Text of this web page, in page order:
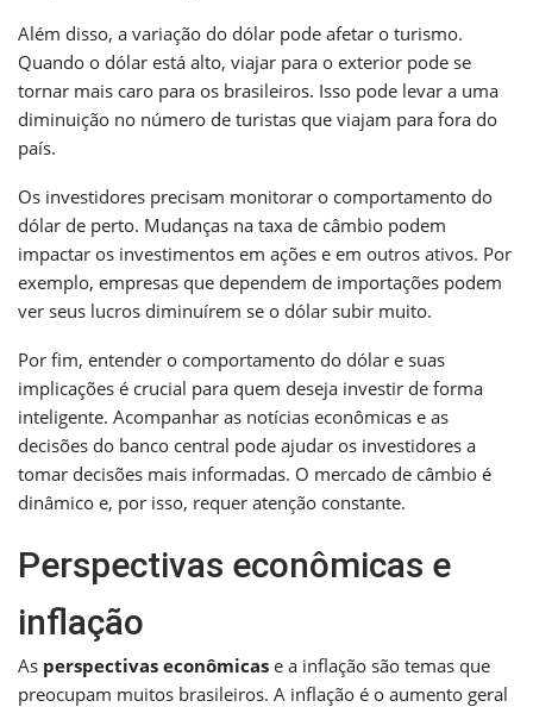
Além disso, a variação do dólar pode afetar o turismo.
Quando o dólar está alto, viajar para o exterior pode se
tornar mais caro para os brasileiros. Isso pode levar a uma
diminuição no número de turistas que viajam para fora do
país.
Os investidores precisam monitorar o comportamento do
dólar de perto. Mudanças na taxa de câmbio podem
impactar os investimentos em ações e em outros ativos. Por
exemplo, empresas que dependem de importações podem
ver seus lucros diminuírem se o dólar subir muito.
Por fim, entender o comportamento do dólar e suas
implicações é crucial para quem deseja investir de forma
inteligente. Acompanhar as notícias econômicas e as
decisões do banco central pode ajudar os investidores a
tomar decisões mais informadas. O mercado de câmbio é
dinâmico e, por isso, requer atenção constante.
Perspectivas econômicas e
inflação
As perspectivas econômicas e a inflação são temas que
preocupam muitos brasileiros. A inflação é o aumento geral